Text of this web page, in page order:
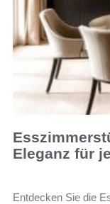
Eleganz für
Entdecken Sie die